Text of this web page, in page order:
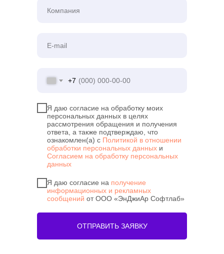
+7
Я даю согласие на обработку моих
персональных данных в целях
рассмотрения обращения и получения
ответа, а также подтверждаю, что
ознакомлен(а) с Политикой в отношении
обработки персональных данных и
Согласием на обработку персональных
данных
Я даю согласие на получение
информационных и рекламных
сообщений от ООО «ЭнДжиАр Софтлаб»
ОТПРАВИТЬ ЗАЯВКУ